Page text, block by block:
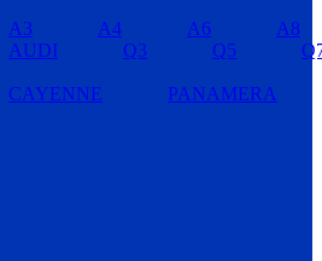
A3 A4 A6
A8
AUDI
Q3 Q5
CAYENNE PANAMERA